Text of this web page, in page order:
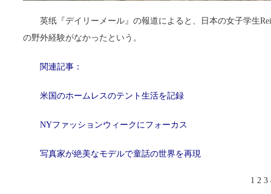
英纸『デイリーメール』の報道によると、日本の女子学生
の野外経験がなかったという。
関連記事：
米国のホームレスのテント生活を記録
NYファッションウィークにフォーカス
写真家が絶美なモデルで童話の世界を再現
1 2 3